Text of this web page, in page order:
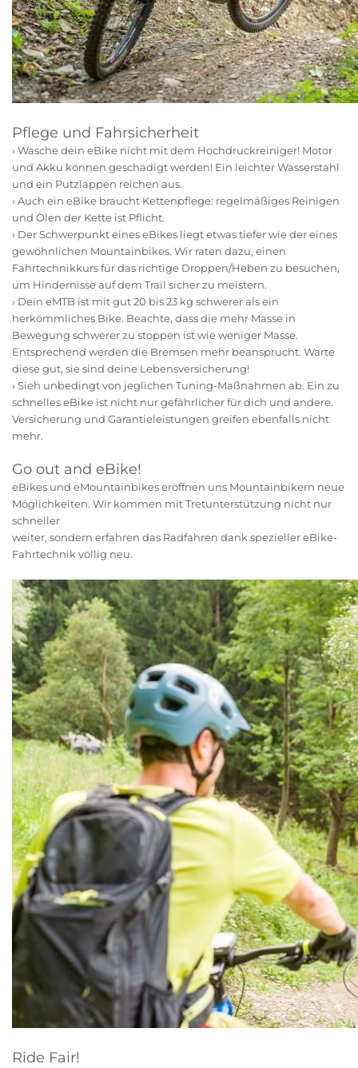
Pflege und Fahrsicherheit
› Wasche dein eBike nicht mit dem Hochdruckreiniger! Motor
und Akku können geschädigt werden! Ein leichter Wasserstahl
und ein Putzlappen reichen aus.
› Auch ein eBike braucht Kettenpflege: regelmäßiges Reinigen
und Ölen der Kette ist Pflicht.
› Der Schwerpunkt eines eBikes liegt etwas tiefer wie der eines
gewöhnlichen Mountainbikes. Wir raten dazu, einen
Fahrtechnikkurs für das richtige Droppen/Heben zu besuchen,
um Hindernisse auf dem Trail sicher zu meistern.
› Dein eMTB ist mit gut 20 bis 23 kg schwerer als ein
herkömmliches Bike. Beachte, dass die mehr Masse in
Bewegung schwerer zu stoppen ist wie weniger Masse.
Entsprechend werden die Bremsen mehr beansprucht. Warte
diese gut, sie sind deine Lebensversicherung!
› Sieh unbedingt von jeglichen Tuning-Maßnahmen ab. Ein zu
schnelles eBike ist nicht nur gefährlicher für dich und andere.
Versicherung und Garantieleistungen greifen ebenfalls nicht
mehr.
Go out and eBike!
eBikes und eMountainbikes eröffnen uns Mountainbikern neue
Möglichkeiten. Wir kommen mit Tretunterstützung nicht nur
schneller
weiter, sondern erfahren das Radfahren dank spezieller eBike-
Fahrtechnik völlig neu.
Ride Fair!